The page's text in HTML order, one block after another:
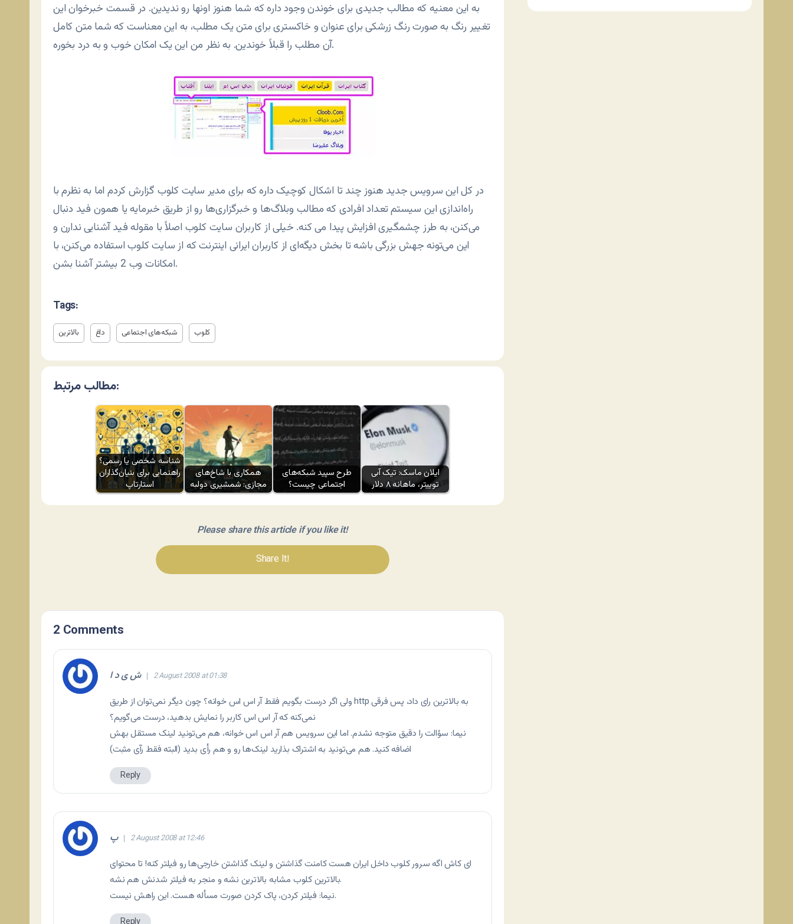
به این معنیه که مطالب جدیدی برای خوندن وجود داره که شما هنوز اونها رو ندیدین. در قسمت خبرخوان این
تغییر رنگ به صورت رنگ زرشکی برای عنوان و خاکستری برای متن یک مطلب، به این معناست که شما متن کامل
آن مطلب را قبلاً خوندین. به نظر من این یک امکان خوب و به درد بخوره.
در کل این سرویس جدید هنوز چند تا اشکال کوچیک داره که برای مدیر سایت کلوب گزارش کردم اما به نظرم با
راه‌اندازی این سیستم تعداد افرادی که مطالب وبلاگ‌ها و خبرگزاری‌ها رو از طریق خبرمایه یا همون فید دنبال
می‌کنن، به طرز چشمگیری افزایش پیدا می کنه. خیلی از کاربران سایت کلوب اصلاً با مقوله فید آشنایی ندارن و
این می‌تونه جهش بزرگی باشه تا بخش دیگه‌ای از کاربران ایرانی اینترنت که از سایت کلوب استفاده می‌کنن، با
امکانات وب 2 بیشتر آشنا بشن.
Tags:
بالاترین داغ شبکه‌های اجتماعی کلوب
مطالب مرتبط:
شناسه شخصی یا رسمی؟
راهنمایی برای بنیان‌گذاران
استارتاپ
همکاری با شاخ‌های
مجازی: شمشیری دولبه
طرح سپید شبکه‌های
اجتماعی چیست؟
ایلان ماسک: تیک آبی
توییتر، ماهانه ۸ دلار
Please share this article if you like it!
Share It!
2 Comments
ش ی د ا 2 August 2008 at 01:38
ولی اگر درست بگویم فقط آر اس اس خوانه؟ چون دیگر نمی‌توان از طریق http به بالاترین رای داد،‌ پس فرقی
نمی‌کنه که آر اس اس کاربر را نمایش بدهید، درست می‌گویم؟
نیما: سؤالت را دقیق متوجه نشدم. اما این سرویس هم آر اس اس خوانه، هم می‌تونید لینک مستقل بهش
اضافه کنید. هم می‌تونید به اشتراک بذارید لینک‌ها رو و هم رأی بدید (البته فقط رآی مثبت)
Reply
پ 2 August 2008 at 12:46
ای کاش اگه سرور کلوب داخل ایران هست کامنت گذاشتن و لینک گذاشتن خارجی‌ها رو فیلتر کنه! تا محتوای
بالاترین کلوب مشابه بالاترین نشه و منجر به فیلتر شدنش هم نشه.
نیما: فیلتر کردن، پاک کردن صورت مسأله هست. این راهش نیست.